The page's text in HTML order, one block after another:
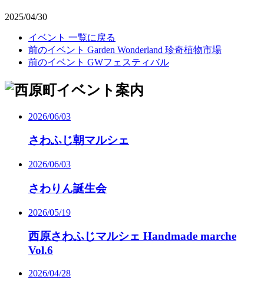
2025/04/30
ビ
イベント 一覧に戻る
前のイベント Garden Wonderland 珍奇植物市場
前のイベント GWフェスティバル
2026/06/03
さわふじ朝マルシェ
2026/06/03
さわりん誕生会
2026/05/19
西原さわふじマルシェ Handmade marche
Vol.6
2026/04/28